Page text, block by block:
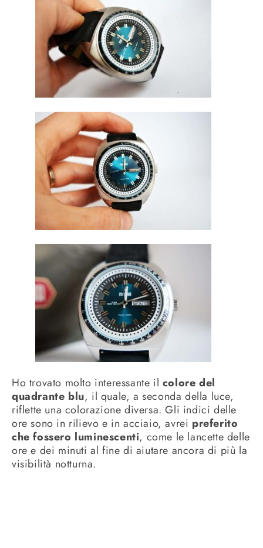
Ho trovato molto interessante il colore del
quadrante blu, il quale, a seconda della luce,
riflette una colorazione diversa. Gli indici delle
ore sono in rilievo e in acciaio, avrei preferito
che fossero luminescenti, come le lancette delle
ore e dei minuti al fine di aiutare ancora di più la
visibilità notturna.